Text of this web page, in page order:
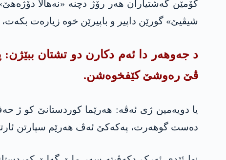
شیڤیێ» گورێن داپیر و باپیرێن خوە زیارەت
د جەوهەر دا ئەم دکارن دو تشتان
ڤێ رەوشێ کێفخوەشن.
دەست گوهەرت، په‌كه‌كێ ئەڤ هەرێم سپارتن